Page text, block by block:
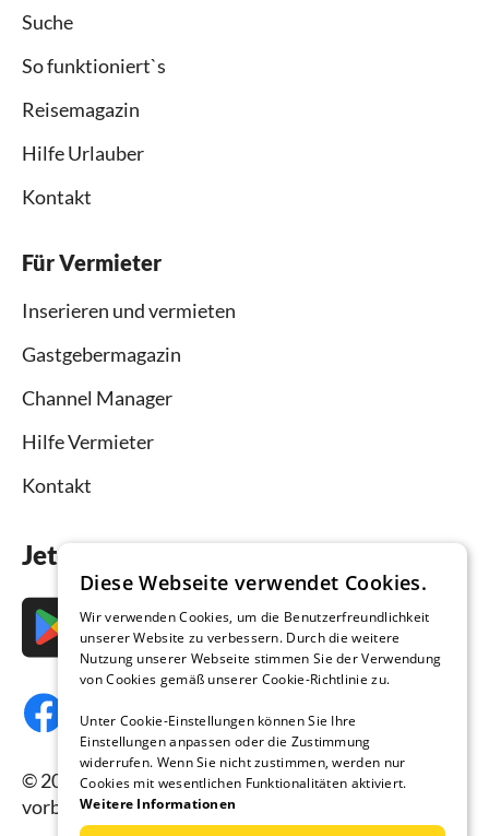
Suche
So funktioniert`s
Reisemagazin
Hilfe Urlauber
Kontakt
Für Vermieter
Inserieren und vermieten
Gastgebermagazin
Channel Manager
Hilfe Vermieter
Kontakt
Jetzt die App downloaden
© 2026 Ferienhausmiete.de, alle Rechte
vorbehalten.
Diese Webseite verwendet Cookies.
Wir verwenden Cookies, um die Benutzerfreundlichkeit
unserer Website zu verbessern. Durch die weitere
Nutzung unserer Webseite stimmen Sie der Verwendung
von Cookies gemäß unserer Cookie-Richtlinie zu.
Unter Cookie-Einstellungen können Sie Ihre
Einstellungen anpassen oder die Zustimmung
widerrufen. Wenn Sie nicht zustimmen, werden nur
Cookies mit wesentlichen Funktionalitäten aktiviert.
Weitere Informationen